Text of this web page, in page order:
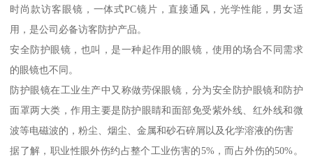
时尚款访客眼镜，一体式PC镜片，直接通风，光学性能，男女适
用，是公司必备访客防护产品。
安全防护眼镜，也叫，是一种起作用的眼镜，使用的场合不同需求
的眼镜也不同。
防护眼镜在工业生产中又称做劳保眼镜，分为安全防护眼镜和防护
面罩两大类，作用主要是防护眼睛和面部免受紫外线、红外线和微
波等电磁波的，粉尘、烟尘、金属和砂石碎屑以及化学溶液的伤害
据了解，职业性眼外伤约占整个工业伤害的5%，而占外伤的50%。